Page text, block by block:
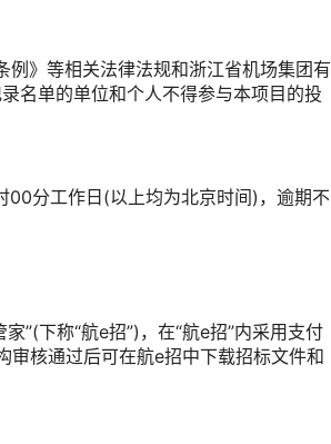
》等相关法律法规和浙江省机场集团有
名单的单位和个人不得参与本项目的投
分工作日(以上均为北京时间)，逾期不
”(下称“航e招”)，在“航e招”内采用支付
审核通过后可在航e招中下载招标文件和